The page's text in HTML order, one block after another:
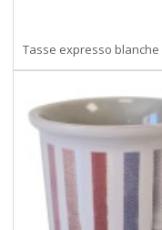
Tasse expresso